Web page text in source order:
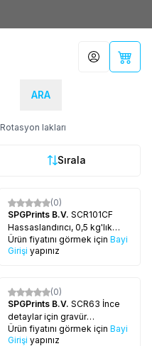
ARA
Hesabım
Rotasyon lakları
Sırala
(0)
SPGPrints B.V. SCR101CF
Hassaslandırıcı, 0,5 kg'lık
bidon
Ürün fiyatını görmek için Bayi
Girişi yapınız
(0)
SPGPrints B.V. SCR63 İnce
detaylar için gravür
emülsiyonu; 5 kg'lık bidon
Ürün fiyatını görmek için Bayi
Girişi yapınız